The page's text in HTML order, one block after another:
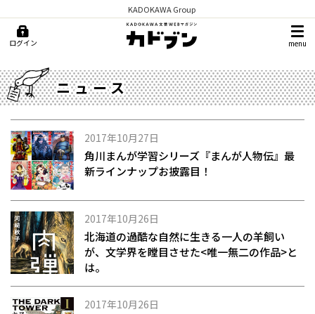
KADOKAWA Group
ログイン menu
ニュース
2017年10月27日
角川まんが学習シリーズ『まんが人物伝』最
新ラインナップお披露目！
2017年10月26日
北海道の過酷な自然に生きる一人の羊飼い
が、文学界を瞠目させた<唯一無二の作品>と
は。
2017年10月26日